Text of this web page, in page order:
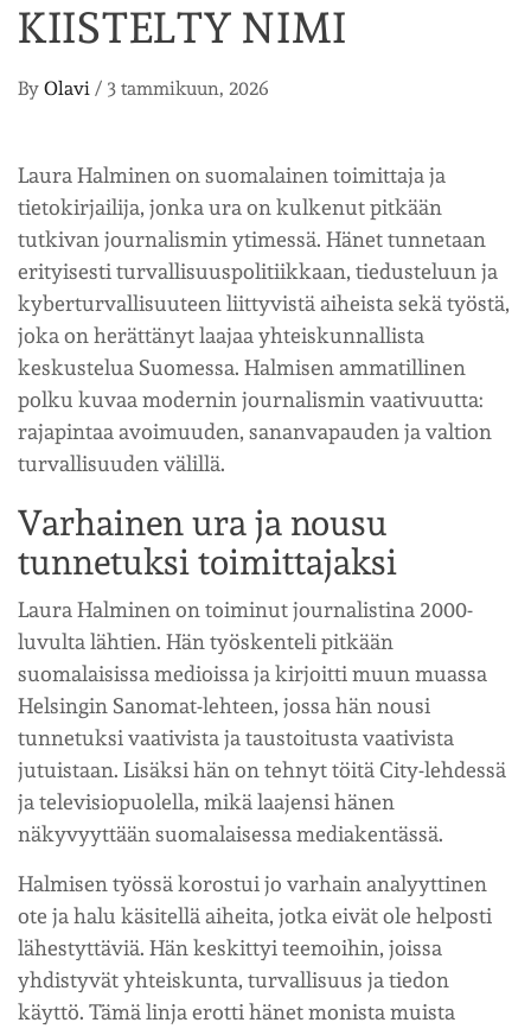
KIISTELTY NIMI
By Olavi / 3 tammikuun, 2026
Laura Halminen on suomalainen toimittaja ja
tietokirjailija, jonka ura on kulkenut pitkään
tutkivan journalismin ytimessä. Hänet tunnetaan
erityisesti turvallisuuspolitiikkaan, tiedusteluun ja
kyberturvallisuuteen liittyvistä aiheista sekä työstä,
joka on herättänyt laajaa yhteiskunnallista
keskustelua Suomessa. Halmisen ammatillinen
polku kuvaa modernin journalismin vaativuutta:
rajapintaa avoimuuden, sananvapauden ja valtion
turvallisuuden välillä.
Varhainen ura ja nousu
tunnetuksi toimittajaksi
Laura Halminen on toiminut journalistina 2000-
luvulta lähtien. Hän työskenteli pitkään
suomalaisissa medioissa ja kirjoitti muun muassa
Helsingin Sanomat-lehteen, jossa hän nousi
tunnetuksi vaativista ja taustoitusta vaativista
jutuistaan. Lisäksi hän on tehnyt töitä City-lehdessä
ja televisiopuolella, mikä laajensi hänen
näkyvyyttään suomalaisessa mediakentässä.
Halmisen työssä korostui jo varhain analyyttinen
ote ja halu käsitellä aiheita, jotka eivät ole helposti
lähestyttäviä. Hän keskittyi teemoihin, joissa
yhdistyvät yhteiskunta, turvallisuus ja tiedon
käyttö. Tämä linja erotti hänet monista muista